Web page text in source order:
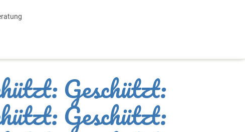
Geschützt:
Geschützt: